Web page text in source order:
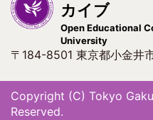
カイブ
Open Educational
University
〒184-8501 東京都小金井
Copyright (C) Tokyo
Reserved.